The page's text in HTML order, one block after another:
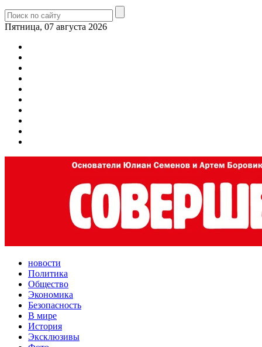
Пятница, 07 августа 2026
новости
Политика
Общество
Экономика
Безопасность
В мире
История
Эксклюзивы